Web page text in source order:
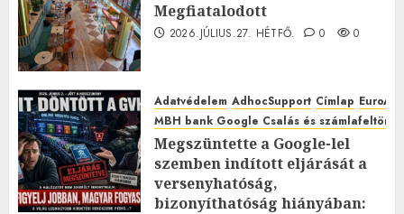
Megfiatalodott
2026.JÚLIUS.27. HÉTFŐ. 0 0
Adatvédelem AdhocSupport Címlap
MBH bank Google Csalás és
Megszüntette a Google-lel
szemben indított eljárását a
versenyhatóság,
bizonyíthatóság hiányában: